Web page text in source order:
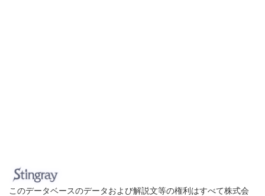
このデータベースのデータおよび解説文等の権利はすべて株式会